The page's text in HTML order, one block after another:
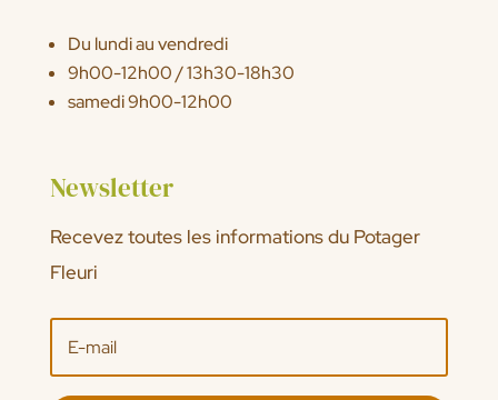
Du lundi au vendredi
9h00-12h00 / 13h30-18h30
samedi 9h00-12h00
Newsletter
Recevez toutes les informations du Potager
Fleuri